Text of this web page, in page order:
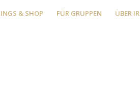
& SHOP FÜR GRUPPEN ÜBER